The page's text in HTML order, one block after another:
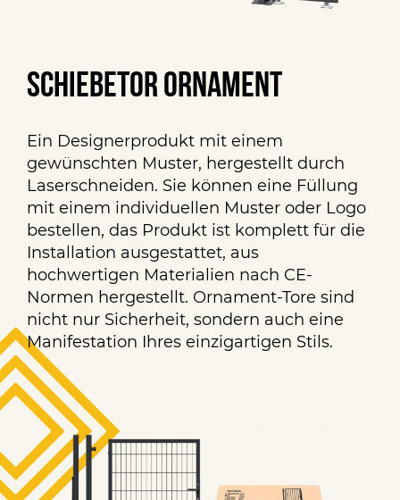
Schiebetor Ornament
Ein Designerprodukt mit einem
gewünschten Muster, hergestellt durch
Laserschneiden. Sie können eine Füllung
mit einem individuellen Muster oder Logo
bestellen, das Produkt ist komplett für die
Installation ausgestattet, aus
hochwertigen Materialien nach CE-
Normen hergestellt. Ornament-Tore sind
nicht nur Sicherheit, sondern auch eine
Manifestation Ihres einzigartigen Stils.